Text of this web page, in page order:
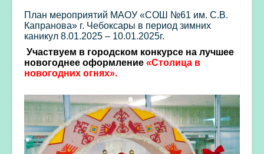
План мероприятий МАОУ «СОШ №61 им. С.В.
Капранова» г. Чебоксары в период зимних
каникул 8.01.2025 – 10.01.2025г.
Участвуем в городском конкурсе на лучшее
новогоднее оформление «Столица в
новогодних огнях».